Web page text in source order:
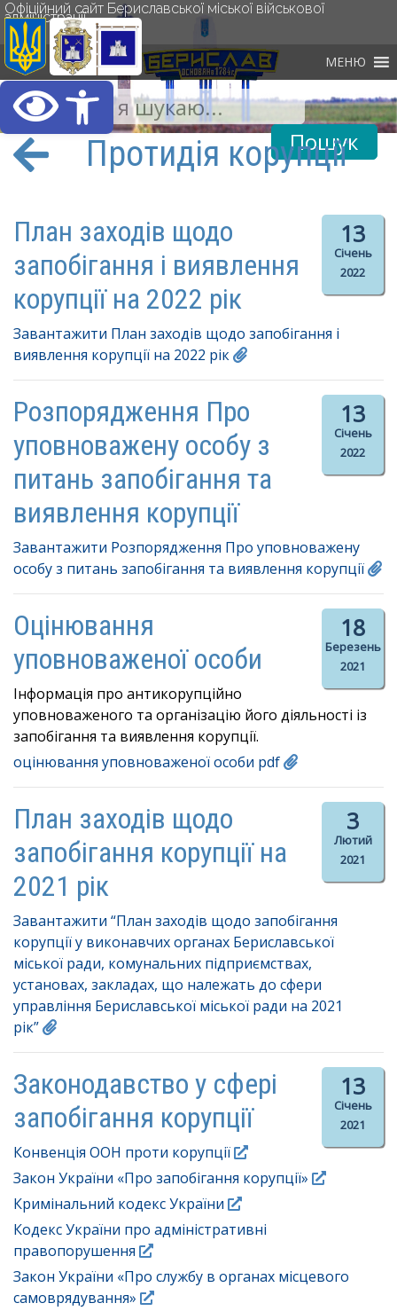
Відкрити Панель
Офіційний сайт Бериславської міської військової
адміністрації
МЕНЮ
Протидія корупції
13
Січень
2022
План заходів щодо
запобігання і виявлення
корупції на 2022 рік
Завантажити План заходів щодо запобігання і
виявлення корупції на 2022 рік
13
Січень
2022
Розпорядження Про
уповноважену особу з
питань запобігання та
виявлення корупції
Завантажити Розпорядження Про уповноважену
особу з питань запобігання та виявлення корупції
18
Березень
2021
Оцінювання
уповноваженої особи
Інформація про антикорупційно
уповноваженого та організацію його діяльності із
запобігання та виявлення корупції.
оцінювання уповноваженої особи pdf
3
Лютий
2021
План заходів щодо
запобігання корупції на
2021 рік
Завантажити “План заходів щодо запобігання
корупції у виконавчих органах Бериславської
міської ради, комунальних підприємствах,
установах, закладах, що належать до сфери
управління Бериславської міської ради на 2021
рік”
13
Січень
2021
Законодавство у сфері
запобігання корупції
Конвенція ООН проти корупції
Закон України «Про запобігання корупції»
Кримінальний кодекс України
Кодекс України про адміністративні
правопорушення
Закон України «Про службу в органах місцевого
самоврядування»